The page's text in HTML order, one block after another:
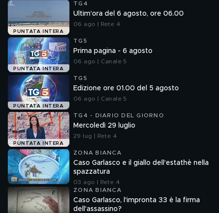
PUNTATA INTERA
TG4
Ultim'ora del 6 agosto, ore 06.00
06 ago | Rete 4
PUNTATA INTERA
TG5
Prima pagina - 6 agosto
06 ago | Canale 5
PUNTATA INTERA
TG5
Edizione ore 01.00 del 5 agosto
06 ago | Canale 5
PUNTATA INTERA
TG4 - DIARIO DEL GIORNO
Mercoledì 29 luglio
29 lug | Rete 4
ZONA BIANCA
Caso Garlasco e il giallo dell'estathè nella
spazzatura
03 ago | Rete 4
ZONA BIANCA
Caso Garlasco, l'impronta 33 è la firma
dell'assassino?